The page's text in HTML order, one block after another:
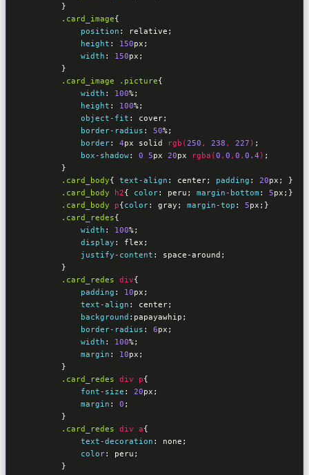
}
.card_image{
position : relative ;
height : 150px ;
width : 150px ;
}
.card_image
.picture{
width : 100%;
height : 100%;
object-fit : cover;
border-radius : 50%;
border: 4px solid rgb(250 , 238 , 227 ) ;
box-shadow: 0 5px 20px rgba(0 , 0 , 0 , 0.4 ) ;
}
.card_body{ text-align : center; padding : 20px ; }
.card_body
h2{ color: peru ; margin-bottom : 5px ; }
.card_body
p{color: gray ; margin-top : 5px ; }
.card_redes{
width : 100%;
display : flex ;
justify-content : space-around ;
}
.card_redes div{
padding : 10px ;
text-align : center;
background : papayawhip ;
border-radius : 6px ;
width : 100%;
margin : 10px ;
}
.card_redes div p{
font-size : 20px ;
margin : 0 ;
}
.card_redes div a{
text-decoration : none ;
color: peru ;
}